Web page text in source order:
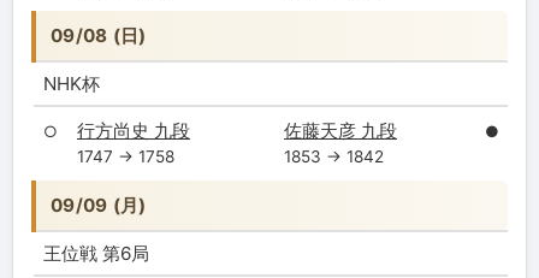
09/08 (日)
NHK杯
○ 行方尚史 九段
1747 → 1758
佐藤天彦 九段
1853 → 1842
●
09/09 (月)
王位戦 第6局